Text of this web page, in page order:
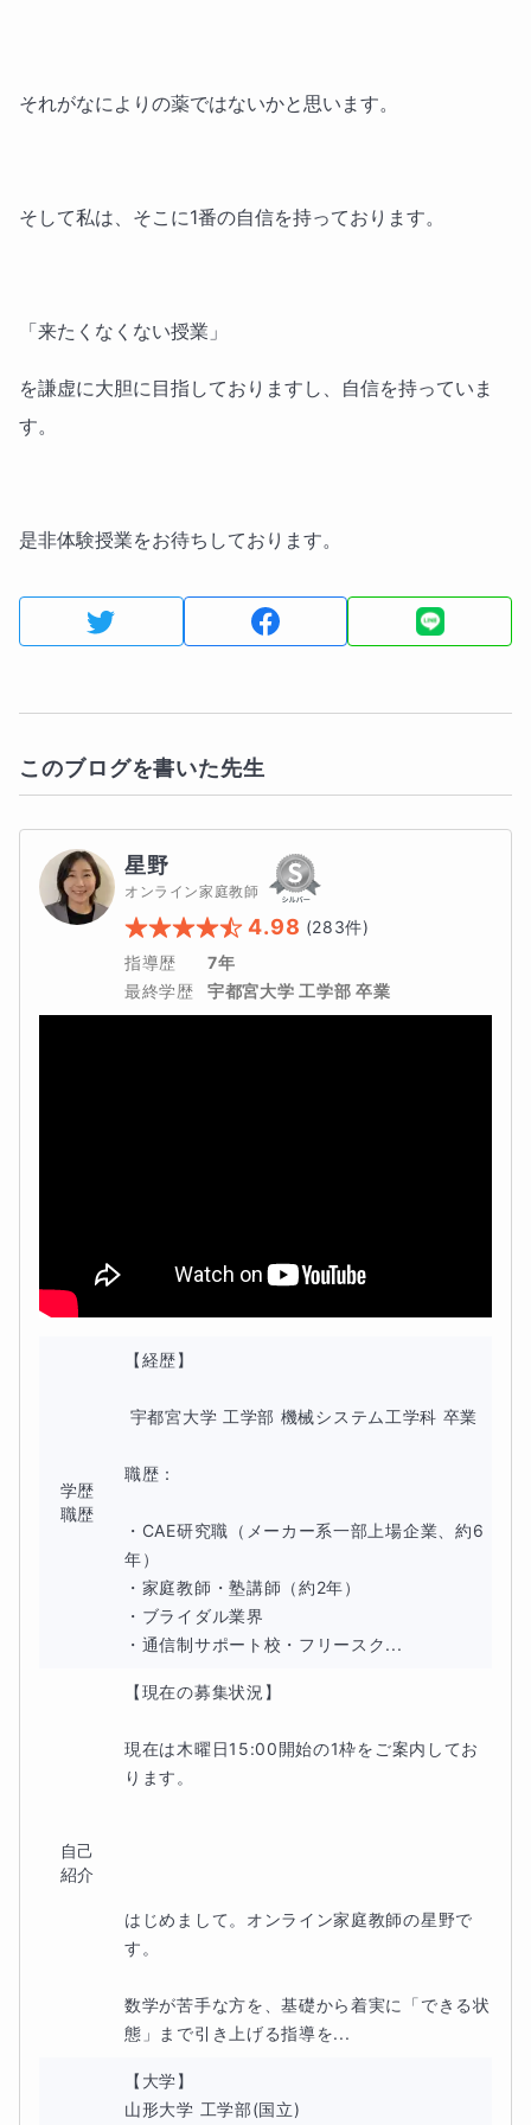
それがなによりの薬ではないかと思います。
そして私は、そこに1番の自信を持っております。
「来たくなくない授業」
を謙虚に大胆に目指しておりますし、自信を持っていま
す。
是非体験授業をお待ちしております。
このブログを書いた先生
星野
オンライン家庭教師
4.98 (283件)
指導歴
7年
最終学歴
宇都宮大学 工学部 卒業
学歴
職歴
【経歴】
職歴：
・CAE研究職（メーカー系一部上場企業、約6
年）
・家庭教師・塾講師（約2年）
・ブライダル業界
・通信制サポート校・フリースク...
自己
紹介
【現在の募集状況】
現在は木曜日15:00開始の1枠をご案内してお
ります。
はじめまして。オンライン家庭教師の星野で
す。
数学が苦手な方を、基礎から着実に「できる状
態」まで引き上げる指導を...
【大学】
山形大学 工学部(国立)